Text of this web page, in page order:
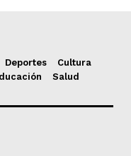
Deportes
Cultura
Salud